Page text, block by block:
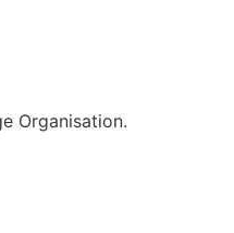
Organisation.